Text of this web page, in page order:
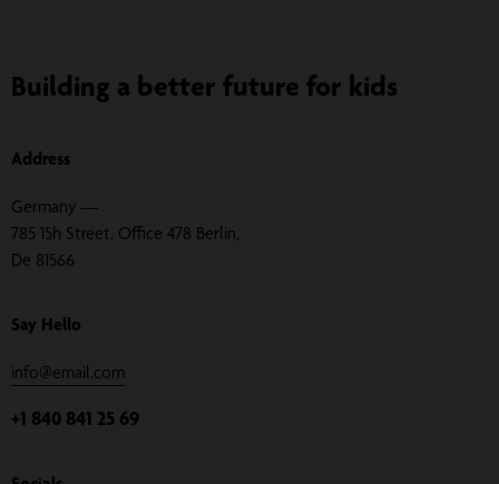
Building a better future for kids
Address
Germany —
785 15h Street, Office 478 Berlin,
De 81566
Say Hello
info@email.com
+1 840 841 25 69